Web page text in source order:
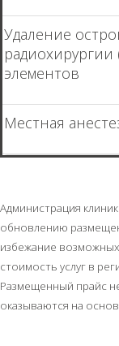
Удаление
радиохирургии
элементов
Местная
Администрация
обновлению
избежание
стоимость услуг в
Размещенный прайс
оказываются на